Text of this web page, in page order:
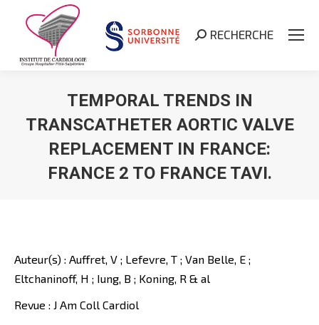
Search:
RECHERCHE
TEMPORAL TRENDS IN
TRANSCATHETER AORTIC VALVE
REPLACEMENT IN FRANCE:
FRANCE 2 TO FRANCE TAVI.
Auteur(s) : Auffret, V ; Lefevre, T ; Van Belle, E ;
Eltchaninoff, H ; Iung, B ; Koning, R & al
Revue : J Am Coll Cardiol